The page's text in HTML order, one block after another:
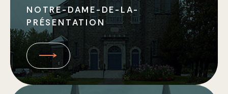
NOTRE-DAME-DE-LA-
PRÉSENTATION